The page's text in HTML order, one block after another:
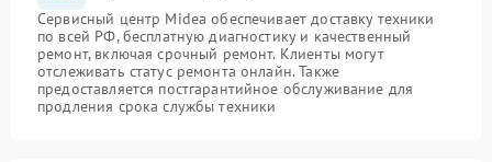
Сервисный центр Midea обеспечивает доставку техники
по всей РФ, бесплатную диагностику и качественный
ремонт, включая срочный ремонт. Клиенты могут
отслеживать статус ремонта онлайн. Также
предоставляется постгарантийное обслуживание для
продления срока службы техники